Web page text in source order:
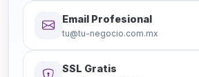
Email Profesional
tu@tu-negocio.com.mx
SSL Gratis